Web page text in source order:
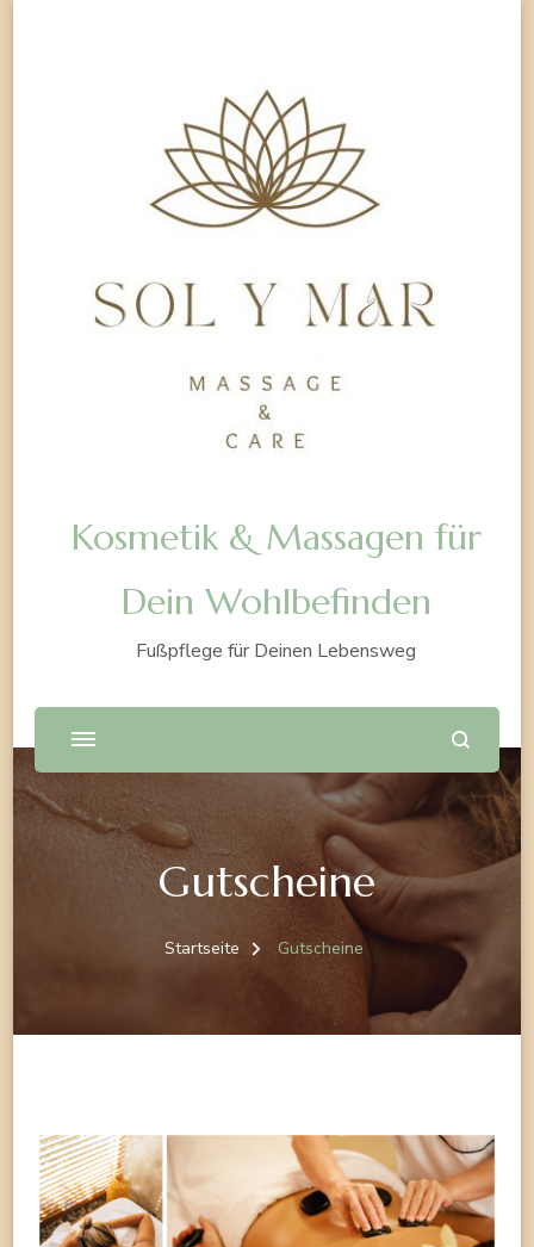
Kosmetik & Massagen für
Dein Wohlbefinden
Fußpflege für Deinen Lebensweg
Gutscheine
Startseite Gutscheine